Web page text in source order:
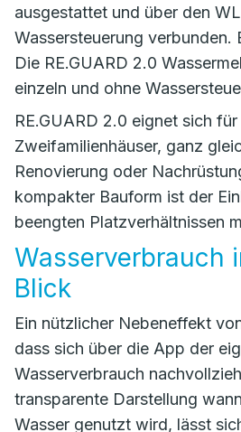
ausgestattet und über den
Wassersteuerung verbunden.
Die RE.GUARD 2.0
einzeln und ohne
RE.GUARD 2.0 eignet sich
Zweifamilienhäuser, ganz
Renovierung oder
kompakter Bauform ist der
beengten Platzverhältnissen
Wasserverbrauch
Blick
Ein nützlicher Nebeneffekt
dass sich über die App der
Wasserverbrauch
transparente Darstellung
Wasser genutzt wird, lässt